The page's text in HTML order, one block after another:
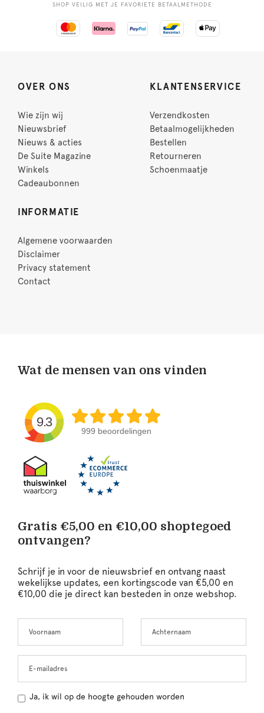
SHOP VEILIG MET JE FAVORIETE BETAALMETHODE
OVER ONS
Wie zijn wij
Nieuwsbrief
Nieuws & acties
De Suite Magazine
Winkels
Cadeaubonnen
KLANTENSERVICE
Verzendkosten
Betaalmogelijkheden
Bestellen
Retourneren
Schoenmaatje
INFORMATIE
Algemene voorwaarden
Disclaimer
Privacy statement
Contact
Wat de mensen van ons vinden
9.3
999 beoordelingen
Gratis €5,00 en €10,00 shoptegoed
ontvangen?
Schrijf je in voor de nieuwsbrief en ontvang naast
wekelijkse updates, een kortingscode van €5,00 en
€10,00 die je direct kan besteden in onze webshop.
this
Ja, ik wil op de hoogte gehouden worden